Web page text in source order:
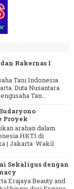
Rakernas I
Tani Indonesia
Duta Nusantara
Tan...
Proyek
arahan dalam
HKTI di
| Jakarta Wakil
Sekaligus dengan
Erajaya Beauty and